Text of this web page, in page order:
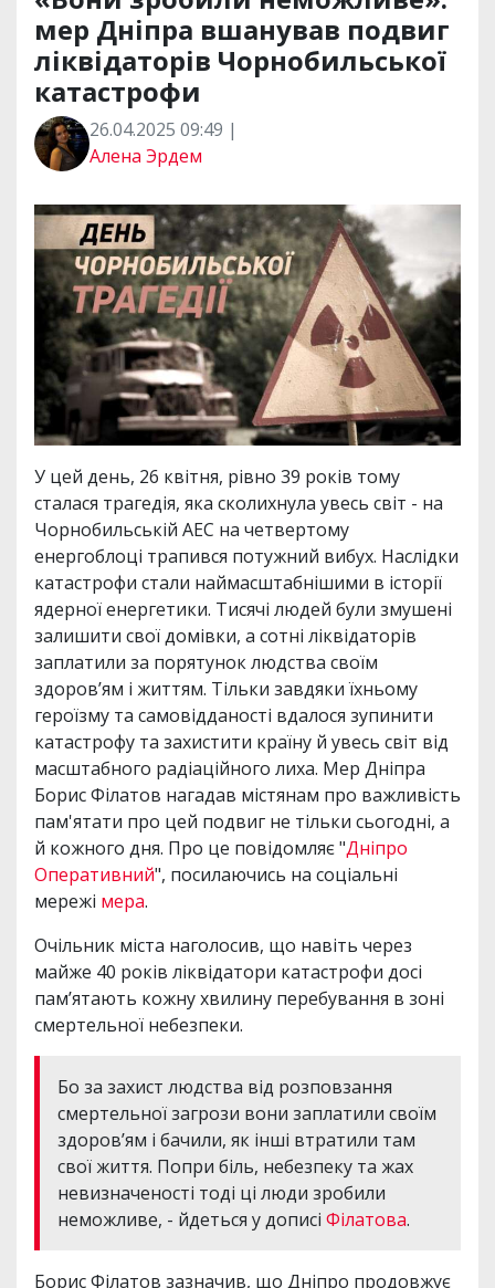
мер Дніпра вшанував подвиг
ліквідаторів Чорнобильської
катастрофи
26.04.2025 09:49 |
Алена Эрдем
У цей день, 26 квітня, рівно 39 років тому
сталася трагедія, яка сколихнула увесь світ - на
Чорнобильській АЕС на четвертому
енергоблоці трапився потужний вибух. Наслідки
катастрофи стали наймасштабнішими в історії
ядерної енергетики. Тисячі людей були змушені
залишити свої домівки, а сотні ліквідаторів
заплатили за порятунок людства своїм
здоров’ям і життям. Тільки завдяки їхньому
героїзму та самовідданості вдалося зупинити
катастрофу та захистити країну й увесь світ від
масштабного радіаційного лиха. Мер Дніпра
Борис Філатов нагадав містянам про важливість
пам'ятати про цей подвиг не тільки сьогодні, а
й кожного дня. Про це повідомляє "Дніпро
Оперативний", посилаючись на соціальні
мережі мера.
Очільник міста наголосив, що навіть через
майже 40 років ліквідатори катастрофи досі
пам’ятають кожну хвилину перебування в зоні
смертельної небезпеки.
Бо за захист людства від розповзання
смертельної загрози вони заплатили своїм
здоров’ям і бачили, як інші втратили там
свої життя. Попри біль, небезпеку та жах
невизначеності тоді ці люди зробили
неможливе, - йдеться у дописі Філатова.
Борис Філатов зазначив, що Дніпро продовжує